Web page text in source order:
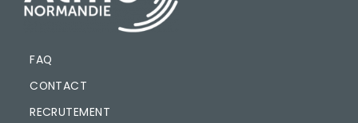
FAQ
CONTACT
RECRUTEMENT